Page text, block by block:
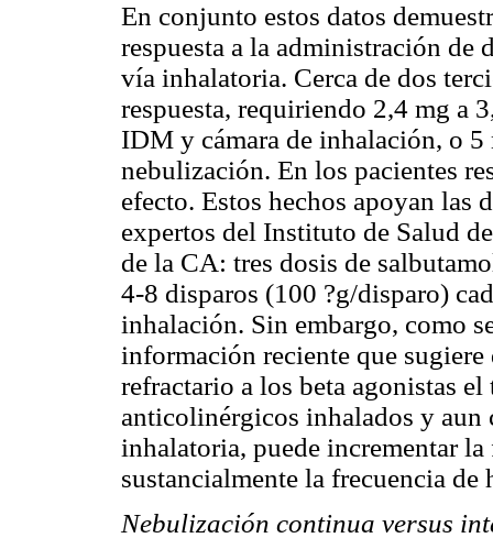
En conjunto estos datos
respuesta a la administración de
vía inhalatoria. Cerca de dos
respuesta, requiriendo 2,4 mg a
IDM y cámara de inhalación, o
nebulización. En los pacientes
efecto. Estos hechos apoyan las
expertos del Instituto de Salud
de la CA: tres dosis de
4-8 disparos (100 ?g/disparo)
inhalación. Sin embargo, como
información reciente que
refractario a los beta agonistas
anticolinérgicos inhalados y
inhalatoria, puede incrementar
sustancialmente la frecuencia de
Nebulización continua versus